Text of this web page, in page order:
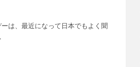
は、最近になって日本でもよく聞